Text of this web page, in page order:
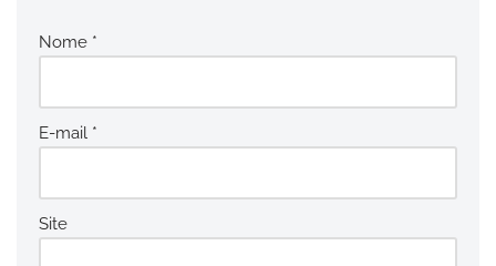
Nome *
E-mail *
Site